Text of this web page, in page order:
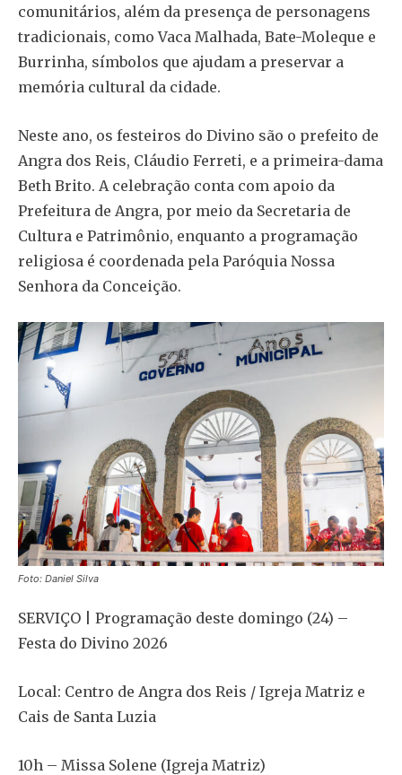
comunitários, além da presença de personagens
tradicionais, como Vaca Malhada, Bate-Moleque e
Burrinha, símbolos que ajudam a preservar a
memória cultural da cidade.
Neste ano, os festeiros do Divino são o prefeito de
Angra dos Reis, Cláudio Ferreti, e a primeira-dama
Beth Brito. A celebração conta com apoio da
Prefeitura de Angra, por meio da Secretaria de
Cultura e Patrimônio, enquanto a programação
religiosa é coordenada pela Paróquia Nossa
Senhora da Conceição.
Foto: Daniel Silva
SERVIÇO | Programação deste domingo (24) –
Festa do Divino 2026
Local: Centro de Angra dos Reis / Igreja Matriz e
Cais de Santa Luzia
10h – Missa Solene (Igreja Matriz)